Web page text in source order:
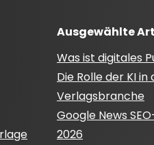
Ausgewählte
Was ist digitales
Die Rolle der KI in
Verlagsbranche
Google News
2026